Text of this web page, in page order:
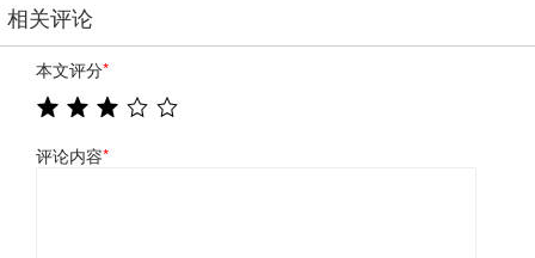
相关评论
本文评分*
评论内容*